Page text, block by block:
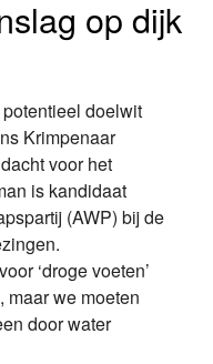
op dijk
doelwit
Krimpenaar
voor het
is kandidaat
(AWP) bij de
‘droge voeten’
maar we moeten
door water